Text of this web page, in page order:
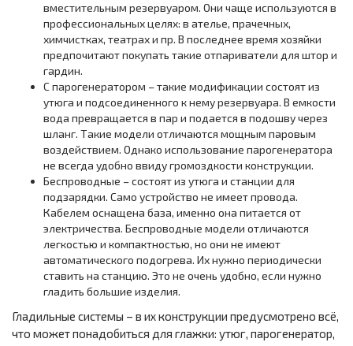
вместительным резервуаром. Они чаще используются в
профессиональных целях: в ателье, прачечных,
химчистках, театрах и пр. В последнее время хозяйки
предпочитают покупать такие отпариватели для штор и
гардин.
С парогенератором – такие модификации состоят из
утюга и подсоединенного к нему резервуара. В емкости
вода превращается в пар и подается в подошву через
шланг. Такие модели отличаются мощным паровым
воздействием. Однако использование парогенератора
не всегда удобно ввиду громоздкости конструкции.
Беспроводные – состоят из утюга и станции для
подзарядки. Само устройство не имеет провода.
Кабелем оснащена база, именно она питается от
электричества. Беспроводные модели отличаются
легкостью и компактностью, но они не имеют
автоматического подогрева. Их нужно периодически
ставить на станцию. Это не очень удобно, если нужно
гладить большие изделия.
Гладильные системы – в их конструкции предусмотрено всё,
что может понадобиться для глажки: утюг, парогенератор,